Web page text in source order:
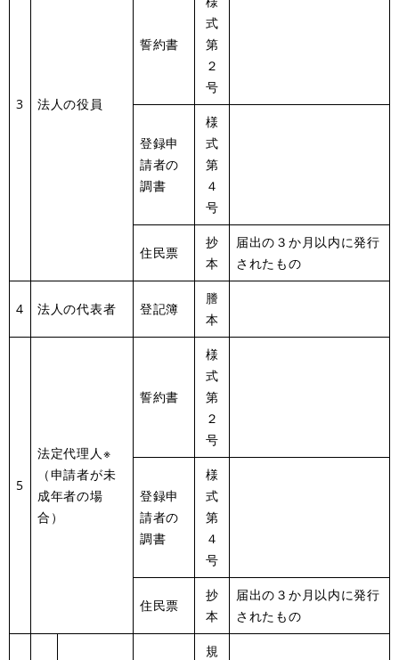
3 法人の役員
誓約書
式
第
２
号
登録申
請者の
調書
様
式
第
４
号
住民票
抄
本
届出の３か月以内に発行
されたもの
4 法人の代表者 登記簿
謄
本
5
法定代理人※
（申請者が未
成年者の場
合）
誓約書
様
式
第
２
号
登録申
請者の
調書
様
式
第
４
号
住民票
抄
本
届出の３か月以内に発行
されたもの
規